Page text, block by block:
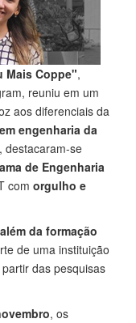
Mais Coppe",
reuniu em um
aos diferenciais da
engenharia da
destacaram-se
de Engenharia
com orgulho e
da formação
de uma instituição
das pesquisas
, os